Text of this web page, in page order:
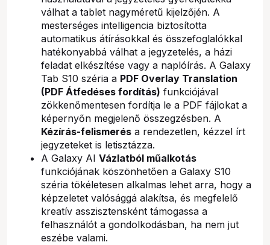
válhat a tablet nagyméretű kijelzőjén. A
mesterséges intelligencia biztosította
automatikus átírásokkal és összefoglalókkal
hatékonyabbá válhat a jegyzetelés, a házi
feladat elkészítése vagy a naplóírás. A Galaxy
Tab S10 széria a PDF Overlay Translation
(PDF Átfedéses fordítás) funkciójával
zökkenőmentesen fordítja le a PDF fájlokat a
képernyőn megjelenő összegzésben. A
Kézírás-felismerés a rendezetlen, kézzel írt
jegyzeteket is letisztázza.
A Galaxy AI Vázlatból műalkotás
funkciójának köszönhetően a Galaxy S10
széria tökéletesen alkalmas lehet arra, hogy a
képzeletet valósággá alakítsa, és megfelelő
kreatív asszisztensként támogassa a
felhasználót a gondolkodásban, ha nem jut
eszébe valami.